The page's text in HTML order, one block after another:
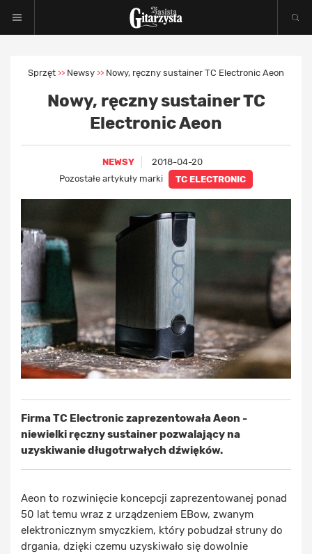
Sprzęt >> Newsy >> Nowy, ręczny sustainer TC Electronic Aeon
Nowy, ręczny sustainer TC
Electronic Aeon
NEWSY
2018-04-20
Pozostałe artykuły marki
TC ELECTRONIC
Firma TC Electronic zaprezentowała Aeon -
niewielki ręczny sustainer pozwalający na
uzyskiwanie długotrwałych dźwięków.
Aeon to rozwinięcie koncepcji zaprezentowanej ponad
50 lat temu wraz z urządzeniem EBow, zwanym
elektronicznym smyczkiem, który pobudzał struny do
drgania, dzięki czemu uzyskiwało się dowolnie